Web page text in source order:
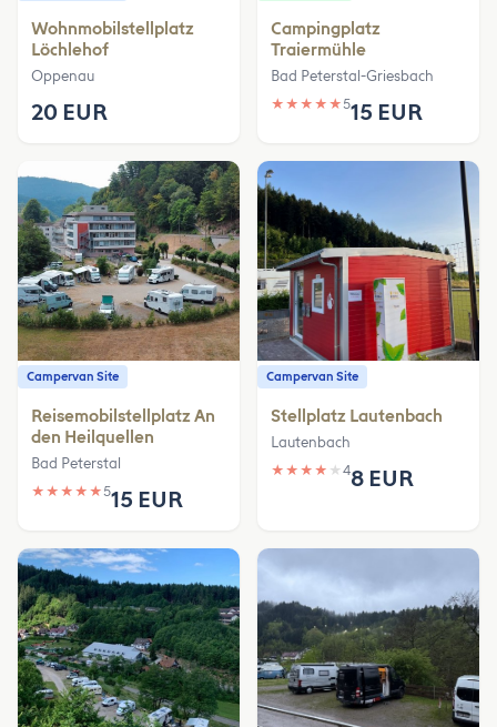
Wohnmobilstellplatz
Löchlehof
Oppenau
20 EUR
Campingplatz
Traiermühle
Bad Peterstal-Griesbach
★ ★ ★ ★ ★515 EUR
Campervan Site
Reisemobilstellplatz An
den Heilquellen
Bad Peterstal
★ ★ ★ ★ ★515 EUR
Campervan Site
Stellplatz Lautenbach
Lautenbach
★ ★ ★ ★ ★ 48 EUR